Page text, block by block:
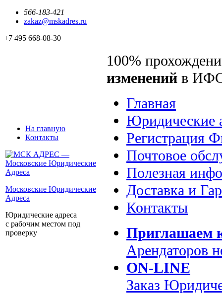
566-183-421
zakaz@mskadres.ru
+7 495 668-08-30
На главную
Контакты
Московские Юридические
Адреса
Юридические адреса
с рабочим местом под
проверку
100%
изменений в
Главная
Юридические
Регистрация
Почтовое
Полезная
Доставка и
Контакты
Приглашаем
Арендаторов
ON-LINE
Заказ